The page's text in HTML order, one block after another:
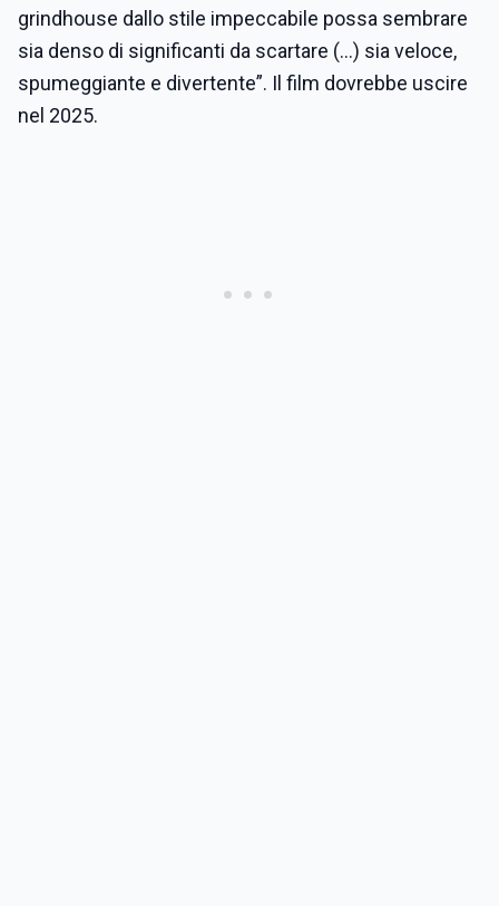
grindhouse dallo stile impeccabile possa sembrare
sia denso di significanti da scartare (...) sia veloce,
spumeggiante e divertente”. Il film dovrebbe uscire
nel 2025.